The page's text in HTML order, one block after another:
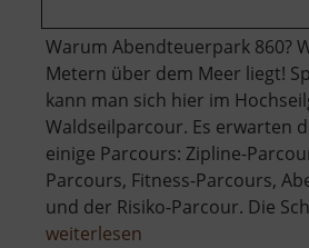
Warum Abendteuerpark 860?
Metern über dem Meer liegt!
kann man sich hier im
Waldseilparcour. Es erwarten
einige Parcours: Zipline-
Parcours, Fitness-Parcours,
und der Risiko-Parcour. Die
weiterlesen